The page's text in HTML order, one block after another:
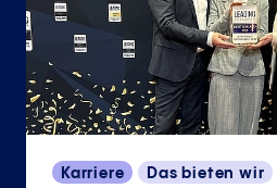
Karriere Das bieten wir